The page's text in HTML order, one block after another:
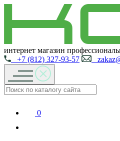
интернет магазин
+7 (812) 327-93-57
0